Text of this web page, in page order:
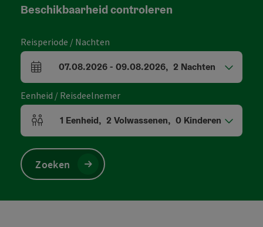
Beschikbaarheid controleren
Reisperiode / Nachten
Velden voor aankomst en vertrek
07.08.2026- 09.08.2026, 2 Nachten
Eenheid / Reisdeelnemer
Aantal eenheden en persoonsvelden
1 Eenheid, 2 Volwassenen, 0 Kinderen
Zoeken